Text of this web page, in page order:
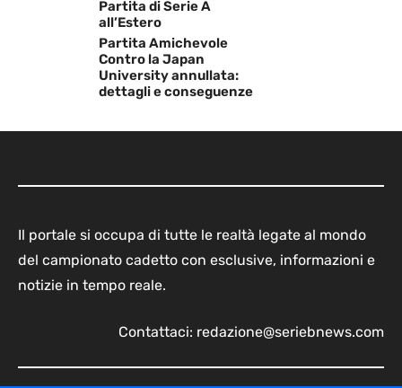
Partita di Serie A
all’Estero
Partita Amichevole
Contro la Japan
University annullata:
dettagli e conseguenze
Il portale si occupa di tutte le realtà legate al mondo
del campionato cadetto con esclusive, informazioni e
notizie in tempo reale.
Contattaci: redazione@seriebnews.com